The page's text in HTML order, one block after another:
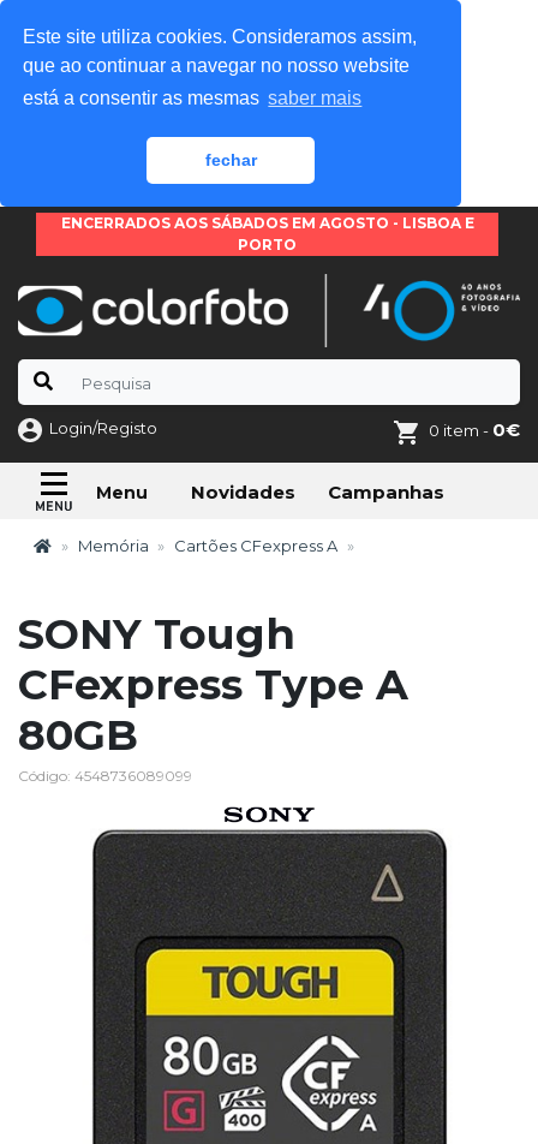
Este site utiliza cookies. Consideramos assim,
que ao continuar a navegar no nosso website
está a consentir as mesmas saber mais
fechar
ENCERRADOS AOS SÁBADOS EM AGOSTO - LISBOA E
PORTO
Login/Registo 0 item - 0€
Menu Novidades Campanhas
Memória Cartões CFexpress A
SONY Tough
CFexpress Type A
80GB
Código: 4548736089099